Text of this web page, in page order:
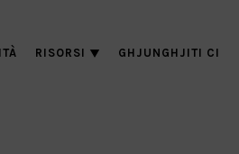
RISORSI GHJUNGHJITI CI